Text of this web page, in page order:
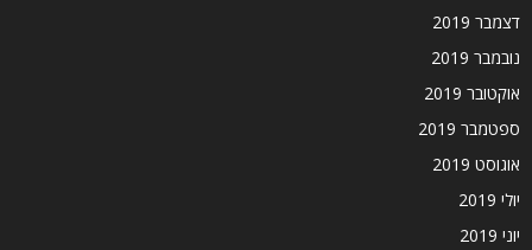
דצמבר 2019
נובמבר 2019
אוקטובר 2019
ספטמבר 2019
אוגוסט 2019
יולי 2019
יוני 2019